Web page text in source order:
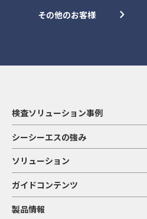
その他のお客様
検査ソリューション事例
シーシーエスの強み
ソリューション
ガイドコンテンツ
製品情報